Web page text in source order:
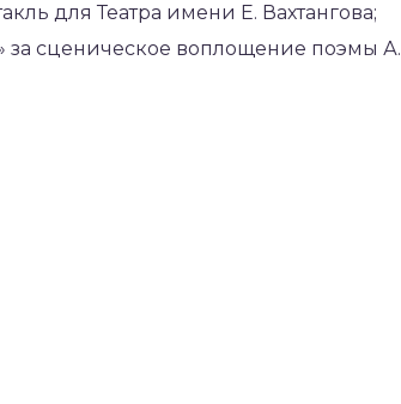
для Театра имени Е. Вахтангова;
за сценическое воплощение поэмы А.